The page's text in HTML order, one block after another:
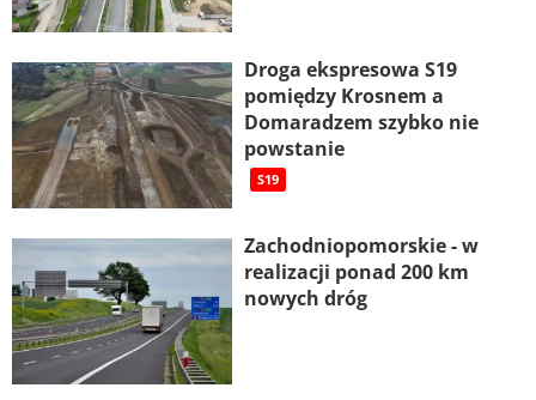
Droga ekspresowa S19
pomiędzy Krosnem a
Domaradzem szybko nie
powstanie
S19
Zachodniopomorskie - w
realizacji ponad 200 km
nowych dróg